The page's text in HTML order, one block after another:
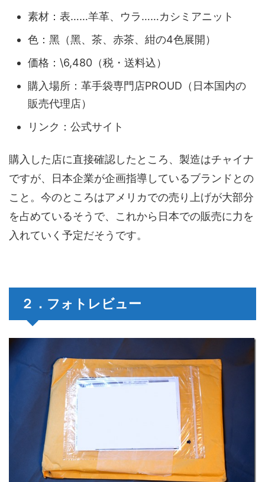
素材：表……羊革、ウラ……カシミアニット
色：黑（黑、茶、赤茶、紺の4色展開）
価格：\6,480（税・送料込）
購入場所：革手袋専門店PROUD（日本国内の
販売代理店）
リンク：公式サイト
購入した店に直接確認したところ、製造はチャイナ
ですが、日本企業が企画指導しているブランドとの
こと。今のところはアメリカでの売り上げが大部分
を占めているそうで、これから日本での販売に力を
入れていく予定だそうです。
２．フォトレビュー